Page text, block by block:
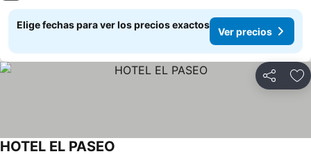
Elige fechas para ver los precios exactos
Ver precios
Compartir
HOTEL EL PASEO